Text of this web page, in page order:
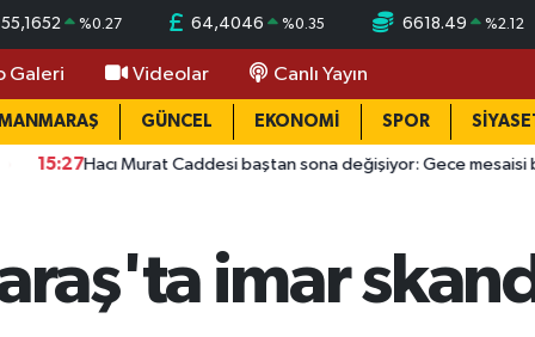
55,1652 %0.27 64,4046 %0.35 6618.49 %2.12
Galeri Videolar Canlı Yayın
GÜNCEL EKONOMİ SPOR
Murat Caddesi baştan sona değişiyor: Gece mesaisi başladı
imar